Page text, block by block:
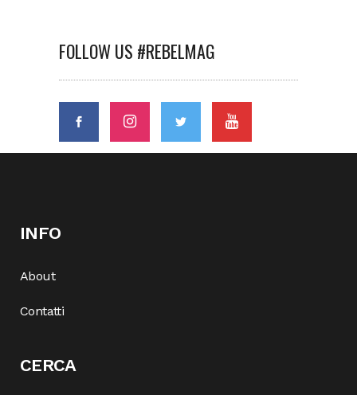
FOLLOW US #REBELMAG
INFO
About
Contatti
CERCA